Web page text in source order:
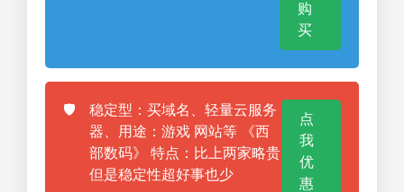
购
买
🛡️
稳定型：买域名、轻量云服务
器、用途：游戏 网站等 《西
部数码》 特点：比上两家略贵
但是稳定性超好事也少
点
我
优
惠